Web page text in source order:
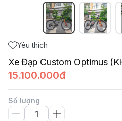
Yêu thích
Xe Đạp Custom Optimus
15.100.000đ
Số lượng